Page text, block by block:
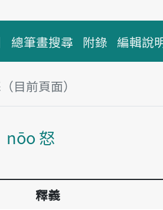
總筆畫搜尋 附錄 編輯說
目前頁面）
nōo 怒
釋義